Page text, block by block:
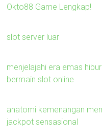
Okto88 Game Lengkap!
slot server luar
menjelajahi era emas
bermain slot online
anatomi kemenangan
jackpot sensasional